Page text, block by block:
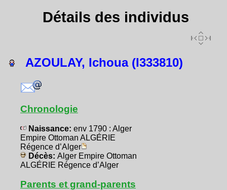
Détails des individus
AZOULAY, Ichoua (I333810)
Chronologie
Naissance: env 1790 : Alger
Empire Ottoman ALGÉRIE
Régence d’Alger
Décès: Alger Empire Ottoman
ALGÉRIE Régence d’Alger
Parents et grand-parents